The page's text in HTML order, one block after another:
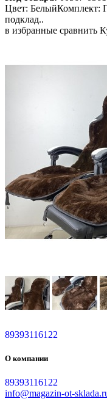
Цвет: БелыйКомплект:
подклад..
в избранные сравнить
89393116122
О компании
89393116122
info@magazin-ot-